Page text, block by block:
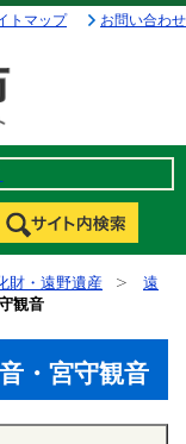
トマップ お問い合わせ
財・遠野遺産
遠
観音
・宮守観音